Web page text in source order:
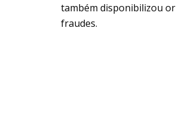
também disponibilizou
fraudes.